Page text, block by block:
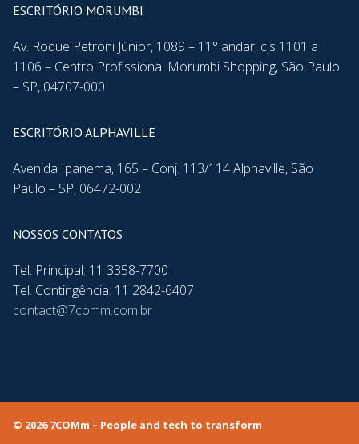
ESCRITÓRIO MORUMBI
Av. Roque Petroni Júnior, 1089 – 11° andar, cjs 1101 a
1106 – Centro Profissional Morumbi Shopping, São Paulo
– SP, 04707-000
ESCRITÓRIO ALPHAVILLE
Avenida Ipanema, 165 – Conj. 113/114 Alphaville, São
Paulo – SP, 06472-002
NOSSOS CONTATOS
Tel. Principal: 11 3358-7700
Tel. Contingência: 11 2842-6407
contact@7comm.com.br
© 2026 7COMm – People and tech to transform